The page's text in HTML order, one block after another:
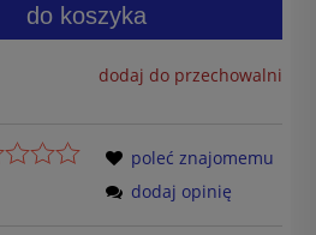
do koszyka
dodaj do przechowalni
poleć znajomemu
dodaj opinię